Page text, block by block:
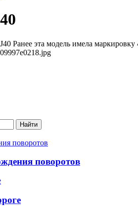
Ранее эта модель имела
Найти
поворотов